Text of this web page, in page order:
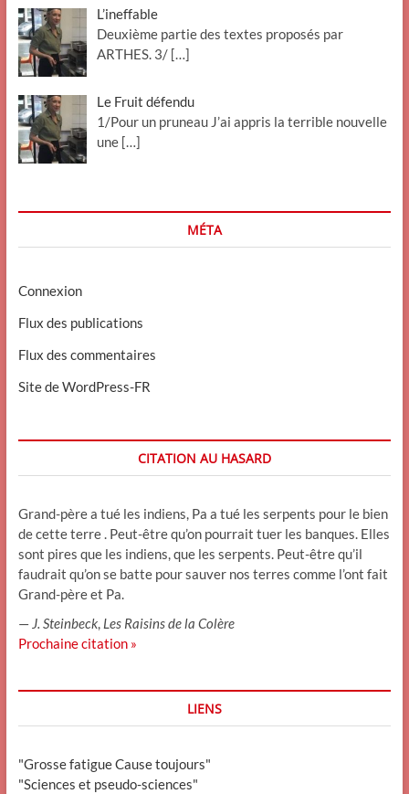
L’ineffable
Deuxième partie des textes proposés par
ARTHES. 3/ […]
Le Fruit défendu
1/Pour un pruneau J’ai appris la terrible nouvelle
une […]
MÉTA
Connexion
Flux des publications
Flux des commentaires
Site de WordPress-FR
CITATION AU HASARD
Grand-père a tué les indiens, Pa a tué les serpents pour le bien
de cette terre . Peut-être qu’on pourrait tuer les banques. Elles
sont pires que les indiens, que les serpents. Peut-être qu’il
faudrait qu’on se batte pour sauver nos terres comme l’ont fait
Grand-père et Pa.
— J. Steinbeck, Les Raisins de la Colère
Prochaine citation »
LIENS
"Grosse fatigue Cause toujours"
"Sciences et pseudo-sciences"